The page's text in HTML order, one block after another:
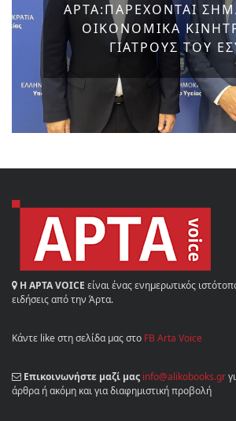
ΑΡΤΑ:ΠΑΡΕΧΟΝΤΑΙ
ΟΙΚΟΝΟΜΙΚΑ
ΓΙΑΤΡΟΥΣ ΤΟΥ
Η ΑΡΤΑ VOICE είναι ένας ενημερωτικός
ειδήσεις από την Άρτα.
Κάντε like στη σελίδα μας στο FB Arta Voice
Επικοινωνήστε μαζί μας info@alikobooks.gr
άρθρα ή ακόμη και για διαφημιστική προβολή